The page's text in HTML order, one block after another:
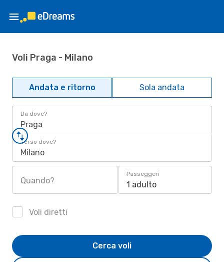
Voli Praga - Milano
Andata e ritorno Sola andata
Da dove?
Praga
Verso dove?
Milano
Quando?
Passeggeri
1 adulto
Voli diretti
Cerca voli